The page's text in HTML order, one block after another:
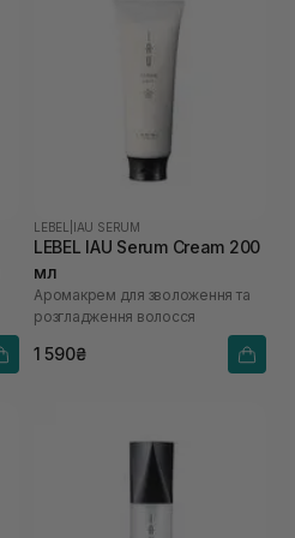
LEBEL IAU SERUM
LEBEL IAU Serum Cream 200
мл
Аромакрем для зволоження та
розгладження волосся
1 590₴